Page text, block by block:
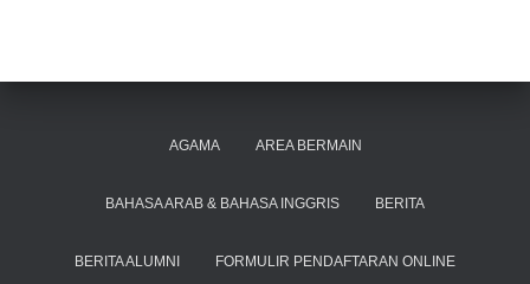
AGAMA AREA BERMAIN
BAHASA ARAB & BAHASA INGGRIS BERITA
BERITA ALUMNI FORMULIR PENDAFTARAN ONLINE